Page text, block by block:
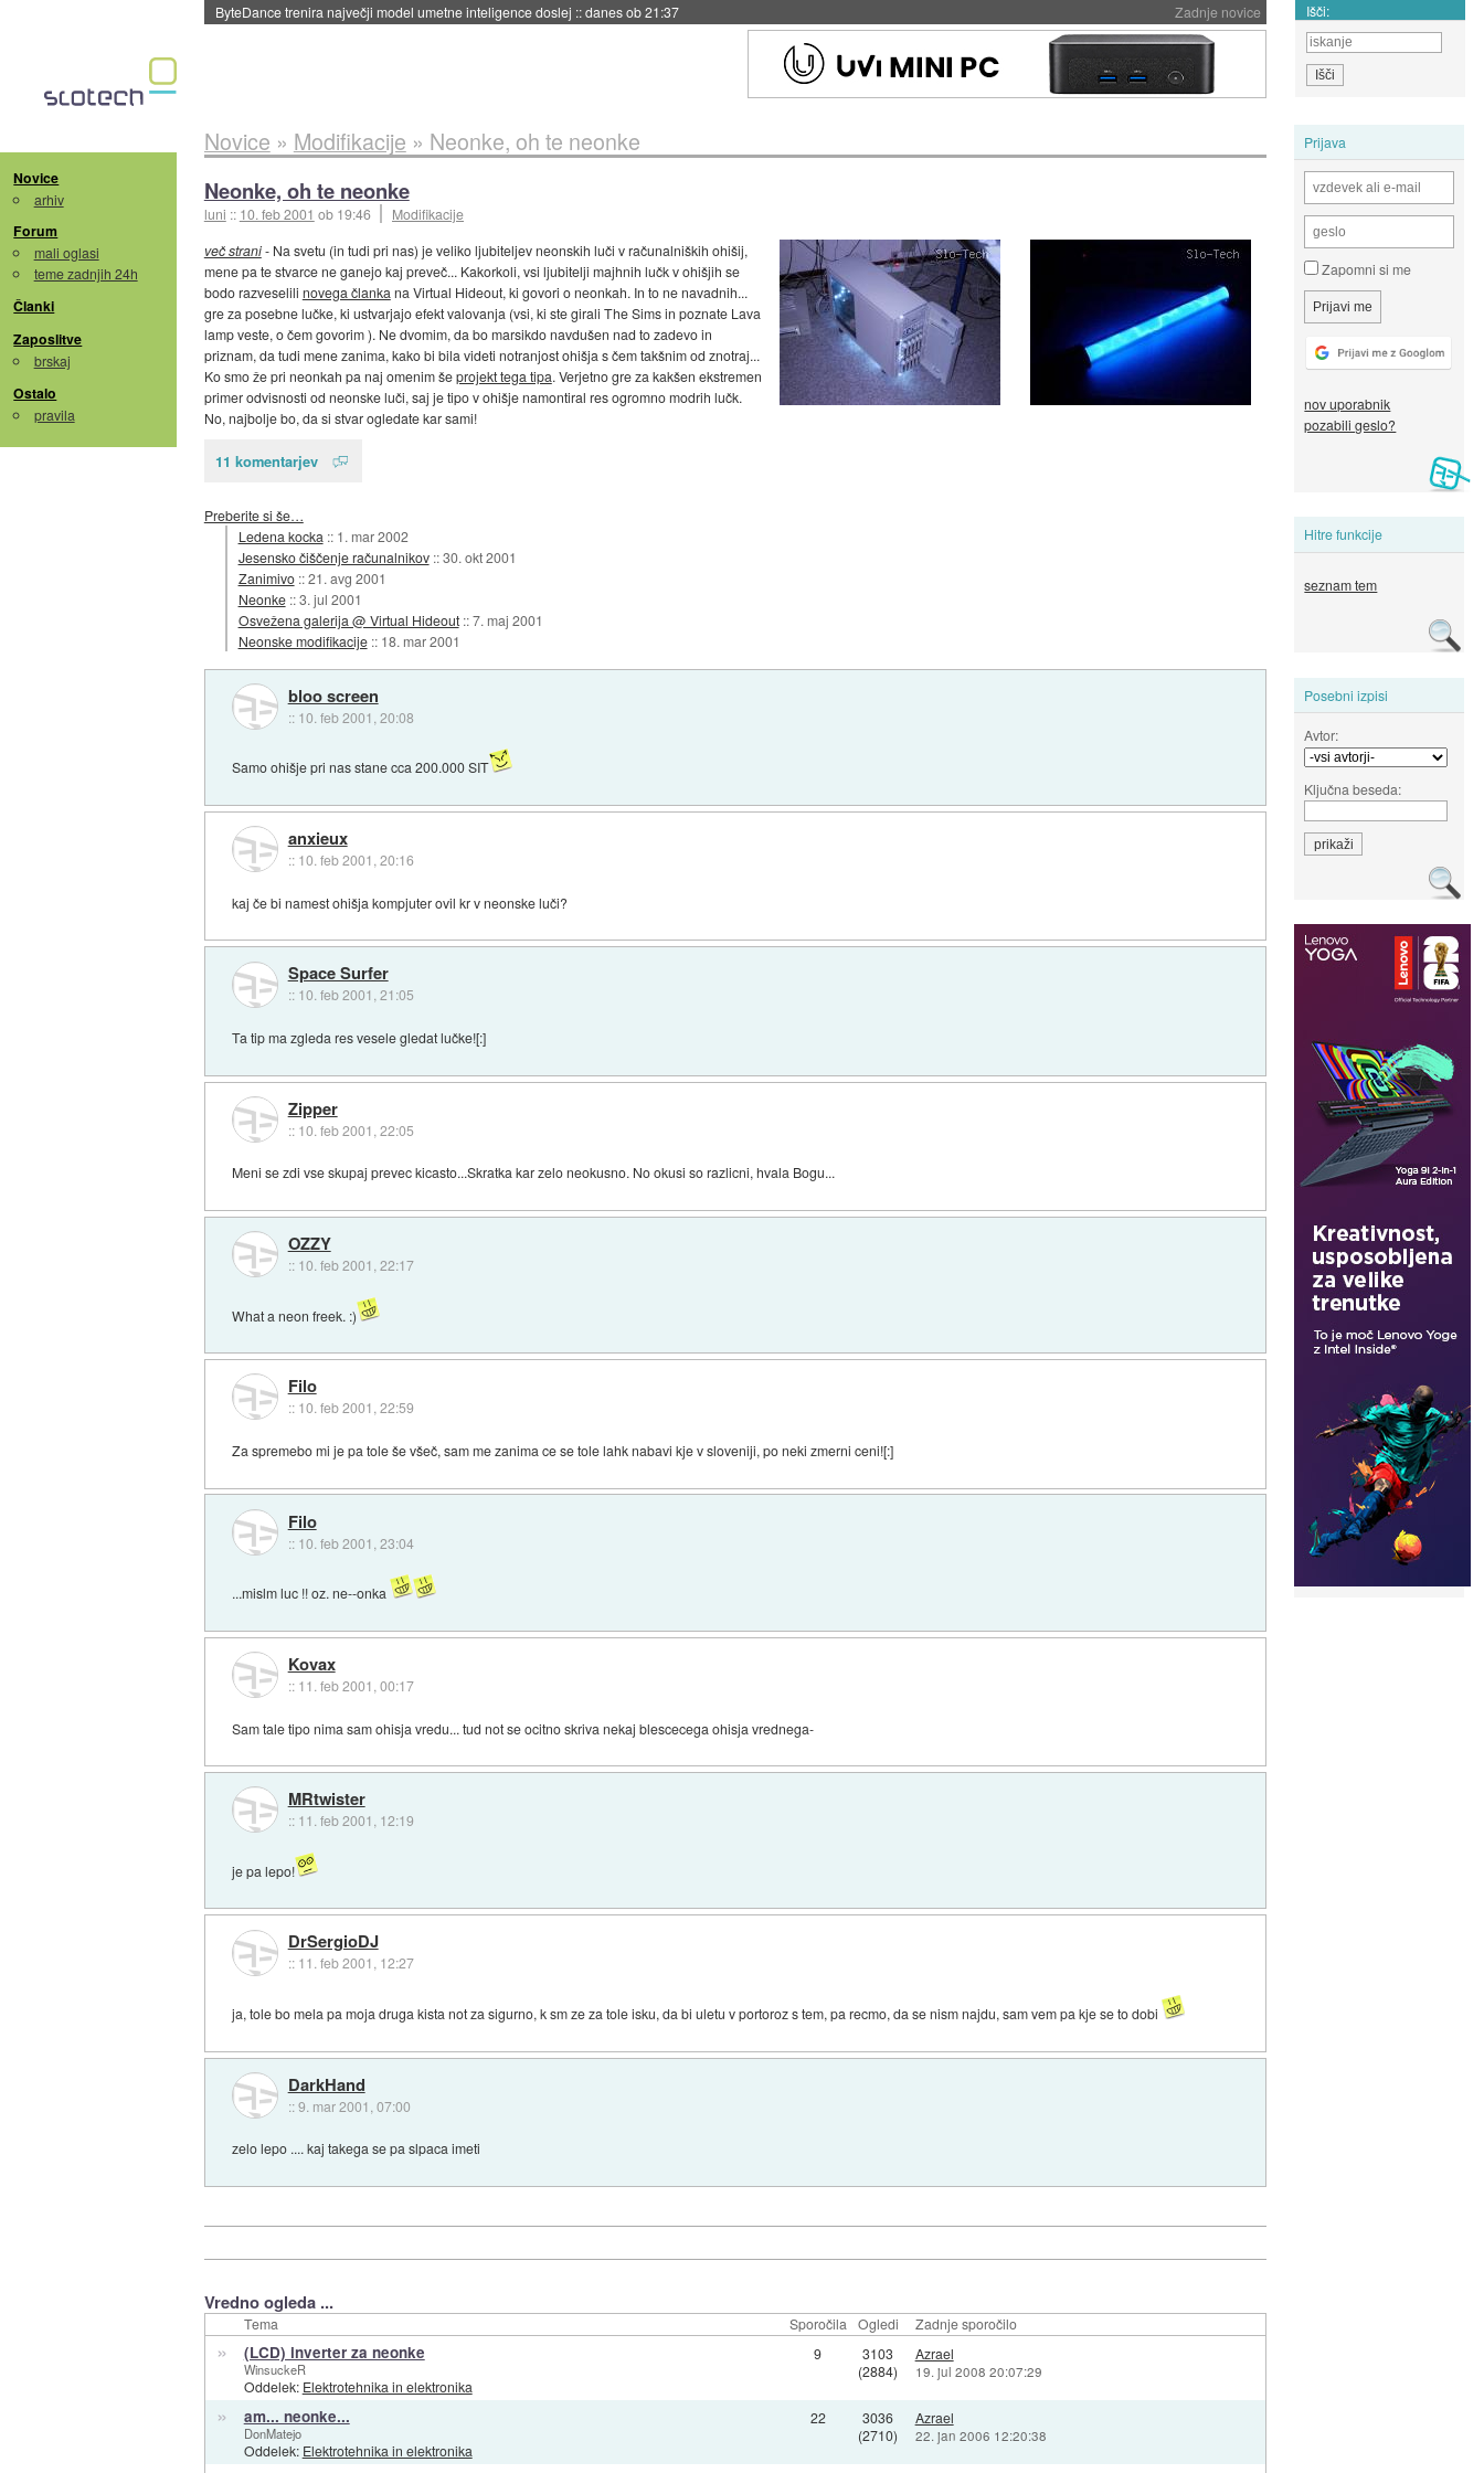
Zadnje novice
ByteDance trenira največji model umetne inteligence doslej ::danes ob 21:37 Išči:
Novice
arhiv
Forum
mali oglasi
teme zadnjih 24h
Članki
Zaposlitve
brskaj
Ostalo
pravila
Prijava
Zapomni si me
nov uporabnik
pozabili geslo?
Hitre funkcije
seznam tem
Posebni izpisi
Avtor:
Ključna beseda:
Novice » Modifikacije » Neonke, oh te neonke
Neonke, oh te neonke
luni :: 10. feb 2001 ob 19:46
Modifikacije
več strani- Na svetu (in tudi pri nas) je veliko ljubiteljev neonskih luči v računalniških ohišij,
mene pa te stvarce ne ganejo kaj preveč... Kakorkoli, vsi ljubitelji majhnih lučk v ohišjih se
bodo razveselili novega članka na Virtual Hideout, ki govori o neonkah. In to ne navadnih...
gre za posebne lučke, ki ustvarjajo efekt valovanja (vsi, ki ste girali The Sims in poznate Lava
lamp veste, o čem govorim ). Ne dvomim, da bo marsikdo navdušen nad to zadevo in
priznam, da tudi mene zanima, kako bi bila videti notranjost ohišja s čem takšnim od znotraj...
Ko smo že pri neonkah pa naj omenim šeprojekt tega tipa. Verjetno gre za kakšen ekstremen
primer odvisnosti od neonske luči, saj je tipo v ohišje namontiral res ogromno modrih lučk.
No, najbolje bo, da si stvar ogledate kar sami!
11 komentarjev
Preberite si še…
Ledena kocka :: 1. mar 2002
Jesensko čiščenje računalnikov ::30. okt 2001
Zanimivo ::21. avg 2001
Neonke ::3. jul 2001
Osvežena galerija @ Virtual Hideout ::7. maj 2001
Neonske modifikacije :: 18. mar 2001
bloo screen
:: 10. feb 2001, 20:08
Samo ohišje pri nas stane cca 200.000 SIT
anxieux
:: 10. feb 2001, 20:16
kaj če bi namest ohišja kompjuter ovil kr v neonske luči?
Space Surfer
:: 10. feb 2001, 21:05
Ta tip ma zgleda res vesele gledat lučke![:]
Zipper
:: 10. feb 2001, 22:05
Meni se zdi vse skupaj prevec kicasto...Skratka kar zelo neokusno. No okusi so razlicni, hvala Bogu...
OZZY
:: 10. feb 2001, 22:17
What a neon freek. :)
Filo
:: 10. feb 2001, 22:59
Za spremebo mi je pa tole še všeč, sam me zanima ce se tole lahk nabavi kje v sloveniji, po neki zmerni ceni![:]
Filo
:: 10. feb 2001, 23:04
...mislm luc !! oz. ne--onka
Kovax
:: 11. feb 2001, 00:17
Sam tale tipo nima sam ohisja vredu... tud not se ocitno skriva nekaj blescecega ohisja vrednega-
MRtwister
:: 11. feb 2001, 12:19
je pa lepo!
DrSergioDJ
:: 11. feb 2001, 12:27
ja, tole bo mela pa moja druga kista not za sigurno, k sm ze za tole isku, da bi uletu v portoroz s tem, pa recmo, da se nism najdu, sam vem pa kje se to dobi
DarkHand
::9. mar 2001, 07:00
zelo lepo .... kaj takega se pa slpaca imeti
Vredno ogleda ...
Tema Sporočila Ogledi Zadnje sporočilo
» (LCD) inverter za neonke
WinsuckeR
Oddelek: Elektrotehnika in elektronika
9
3103
(2884)
Azrael
19. jul 2008 20:07:29
» am... neonke...
DonMatejo
Oddelek: Elektrotehnika in elektronika
22
3036
(2710)
Azrael
22. jan 2006 12:20:38